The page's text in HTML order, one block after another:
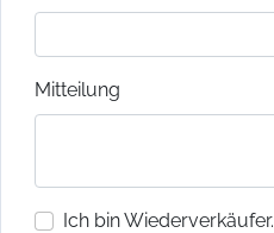
Mitteilung
Ich bin Wiederverkäufer.